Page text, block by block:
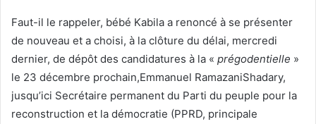
Faut-il le rappeler, bébé Kabila a renoncé à se présenter
de nouveau et a choisi, à la clôture du délai, mercredi
dernier, de dépôt des candidatures à la « prégodentielle »
le 23 décembre prochain,Emmanuel RamazaniShadary,
jusqu’ici Secrétaire permanent du Parti du peuple pour la
reconstruction et la démocratie (PPRD, principale